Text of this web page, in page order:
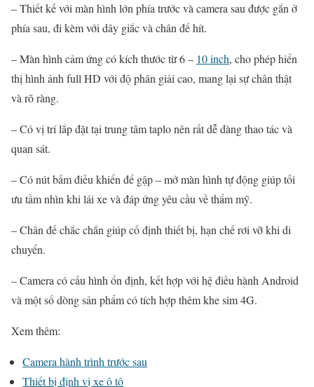
– Thiết kế với màn hình lớn phía trước và camera sau được gắn ở
phía sau, đi kèm với dây giắc và chân đế hít.
– Màn hình cảm ứng có kích thước từ 6 – 10 inch, cho phép hiển
thị hình ảnh full HD với độ phân giải cao, mang lại sự chân thật
và rõ ràng.
– Có vị trí lắp đặt tại trung tâm taplo nên rất dễ dàng thao tác và
quan sát.
– Có nút bấm điều khiển để gập – mở màn hình tự động giúp tối
ưu tầm nhìn khi lái xe và đáp ứng yêu cầu về thẩm mỹ.
– Chân đế chắc chắn giúp cố định thiết bị, hạn chế rơi vỡ khi di
chuyển.
– Camera có cấu hình ổn định, kết hợp với hệ điều hành Android
và một số dòng sản phẩm có tích hợp thêm khe sim 4G.
Xem thêm:
Camera hành trình trước sau
Thiết bị định vị xe ô tô